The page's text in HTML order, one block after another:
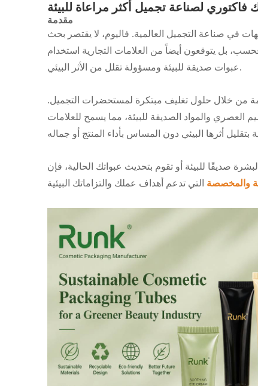
لصناعة تجميل أكثر مراعاة للبيئة
مقدمة
في صناعة التجميل العالمية. فاليوم، لا يقتصر بحث
بل يتوقعون أيضاً من العلامات التجارية استخدام
عبوات صديقة للبيئة ومسؤولة تقلل من الأثر البيئي.
من خلال حلول تغليف مبتكرة لمستحضرات التجميل.
العصري والمواد الصديقة للبيئة، مما يسمح للعلامات
والمخصصة